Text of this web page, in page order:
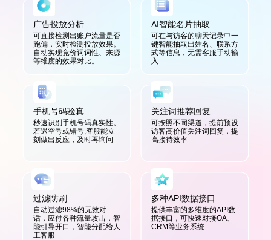
广告投放分析
可直接检测出账户流量是否
跑偏，实时检测投放效果。
自动实现竞价词词性、来源
等维度的效果对比。
AI智能名片抽取
可在与访客的聊天记录中一
键智能抽取出姓名、联系方
式等信息，无需客服手动输
入
手机号码验真
秒速识别手机号码真实性。
若遇空号或错号,客服能立
刻做出反应，及时再询问
关注词推荐回复
可按照不同渠道，提前预设
访客高价值关注词回复，提
高接待效率
过滤防刷
自动过滤98%的无效对
话，应付各种流量攻击，智
能引导开口，智能分配给人
工客服
多种API数据接口
提供丰富的多维度的API数
据接口，可快速对接OA、
CRM等业务系统